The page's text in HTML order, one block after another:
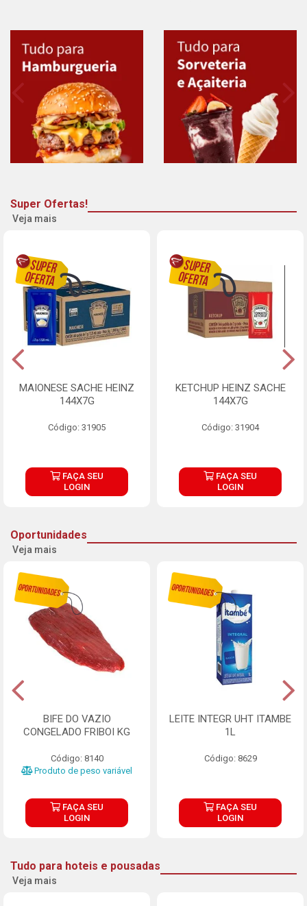
Super Ofertas!
Veja mais
MAIONESE SACHE HEINZ
144X7G
Código: 31905
FAÇA SEU
LOGIN
KETCHUP HEINZ SACHE
144X7G
Código: 31904
FAÇA SEU
LOGIN
Oportunidades
Veja mais
BIFE DO VAZIO
CONGELADO FRIBOI KG
Código: 8140
Produto de peso variável
FAÇA SEU
LOGIN
LEITE INTEGR UHT ITAMBE
1L
Código: 8629
FAÇA SEU
LOGIN
Tudo para hoteis e pousadas
Veja mais